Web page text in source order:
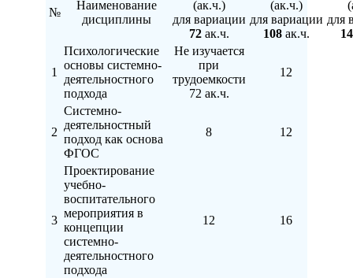
№
Наименование
дисциплины
(ак.ч.)
для вариации
72ак.ч.
(ак.ч.)
для вариации
108ак.ч.
для
1
Психологические
основы системно-
деятельностного
подхода
Не изучается
при
трудоемкости
72 ак.ч.
12
2
Системно-
деятельностный
подход как основа
ФГОС
8 12
3
Проектирование
учебно-
воспитательного
мероприятия в
концепции
системно-
деятельностного
подхода
12 16